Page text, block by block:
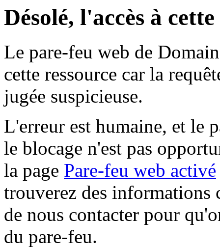
Désolé, l'accès à
Le pare-feu web de
cette ressource car la
jugée suspicieuse.
L'erreur est humaine, et le
le blocage n'est pas
la page Pare-feu web activé
trouverez des informations
de nous contacter pour
du pare-feu.